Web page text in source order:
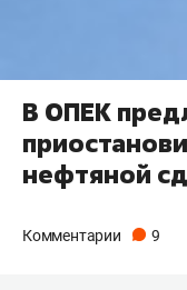
В ОПЕК
нефтяной
Комментарии 9